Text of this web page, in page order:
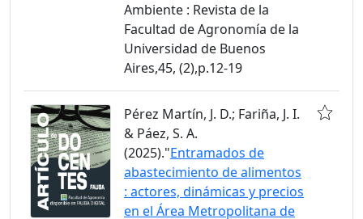
Ambiente : Revista de la
Facultad de Agronomía de la
Universidad de Buenos
Aires,45, (2),p.12-19
Pérez Martín, J. D.; Fariña, J. I.
& Páez, S. A.
(2025)."Entramados de
abastecimiento de alimentos
: actores, dinámicas y precios
en el Área Metropolitana de